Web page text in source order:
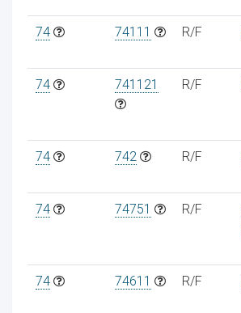
74 74111 R/F
74 741121 R/F
74 742 R/F
74 74751 R/F
74 74611 R/F